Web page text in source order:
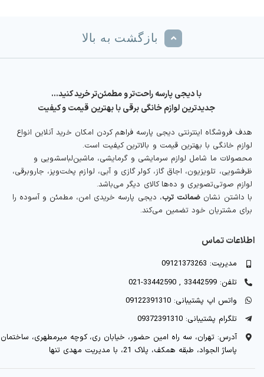
بازگشت به بالا
با دیجی پارسه راحت‌تر و مطمئن‌تر خرید کنید…
جدیدترین لوازم خانگی برقی با بهترین قیمت و کیفیت
هدف فروشگاه اینترنتی دیجی پارسه فراهم کردن امکان خرید آنلاین انواع
لوازم خانگی با بهترین قیمت و بالاترین کیفیت است.
محصولات ما شامل لوازم سرمایشی و گرمایشی، ماشین‌لباسشویی و
ظرفشویی، تلویزیون، اجاق گاز، کولر گازی و آبی، لوازم پخت‌وپز، جاروبرقی،
لوازم صوتی‌تصویری و ده‌ها کالای دیگر می‌باشد.
با داشتن نشان ضمانت ترب، دیجی پارسه خریدی امن، مطمئن و آسوده را
برای مشتریان خود تضمین می‌کند.
اطلاعات تماس
مدیریت: 09121373263
تلفن: 33442599 , 33442590-021
واتس اپ پشتیبانی: 09122391310
تلگرام پشتیبانی: 09372391310
آدرس: تهران، سه راه امین حضور، خیابان ری، کوچه میرمطهری، ساختمان
پاساژ الجواد، طبقه همکف، پلاک 21، با مدیریت مهدی تنها